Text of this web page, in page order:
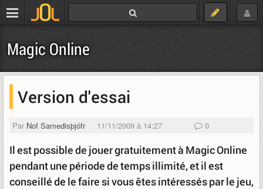
Magic Online
Version d'essai
Par Nof Samedisþjófr 11/11/2009 à 14:27 0
Il est possible de jouer gratuitement à Magic Online
pendant une période de temps illimité, et il est
conseillé de le faire si vous êtes intéressés par le jeu,